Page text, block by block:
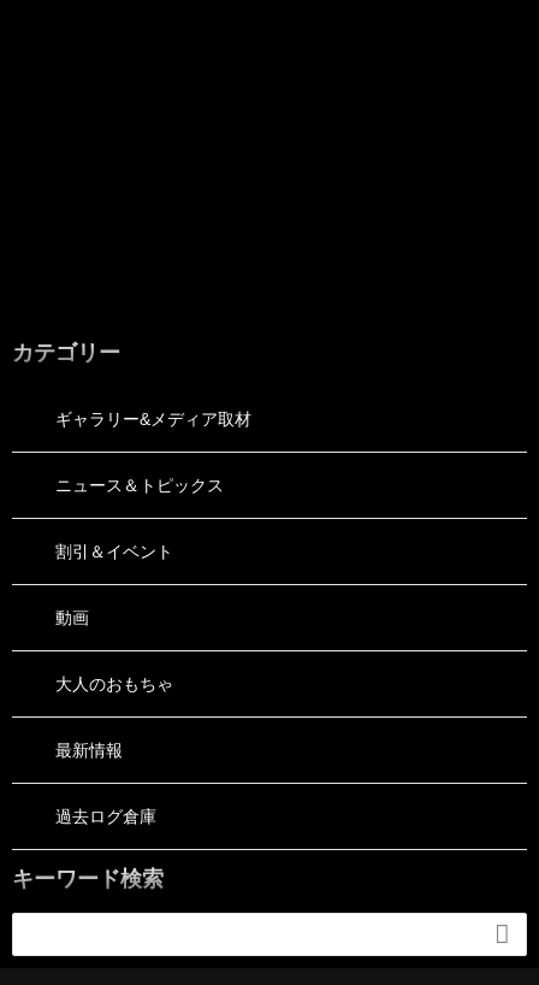
カテゴリー
ギャラリー&メディア取材
ニュース＆トピックス
割引＆イベント
動画
大人のおもちゃ
最新情報
過去ログ倉庫
キーワード検索
